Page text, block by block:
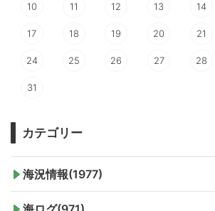
10 11 12 13 14
17 18 19 20 21
24 25 26 27 28
31
カテゴリー
海況情報(1977)